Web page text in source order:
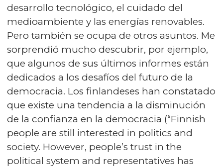
desarrollo tecnológico, el cuidado del
medioambiente y las energías renovables.
Pero también se ocupa de otros asuntos. Me
sorprendió mucho descubrir, por ejemplo,
que algunos de sus últimos informes están
dedicados a los desafíos del futuro de la
democracia. Los finlandeses han constatado
que existe una tendencia a la disminución
de la confianza en la democracia (“Finnish
people are still interested in politics and
society. However, people’s trust in the
political system and representatives has